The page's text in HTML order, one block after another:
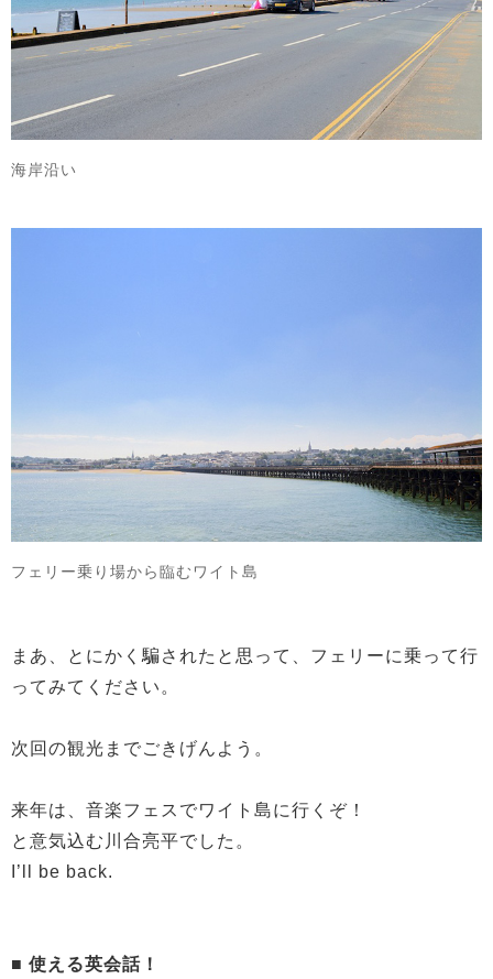
海岸沿い
フェリー乗り場から臨むワイト島
まあ、とにかく騙されたと思って、フェリーに乗って行
ってみてください。
次回の観光までごきげんよう。
来年は、音楽フェスでワイト島に行くぞ！
と意気込む川合亮平でした。
I’ll be back.
■ 使える英会話！